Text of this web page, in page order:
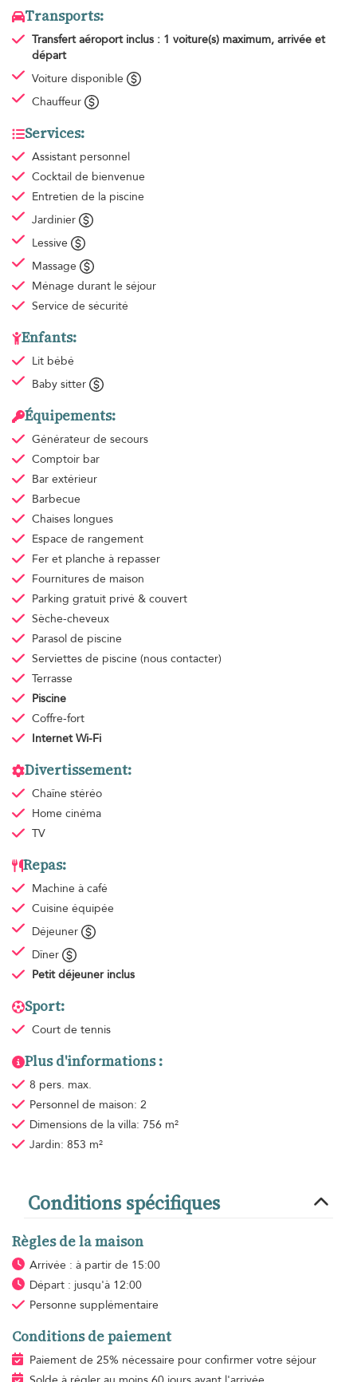
Transports:
Transfert aéroport inclus : 1 voiture(s) maximum, arrivée et
départ
Voiture disponible
Chauffeur
Services:
Assistant personnel
Cocktail de bienvenue
Entretien de la piscine
Jardinier
Lessive
Massage
Ménage durant le séjour
Service de sécurité
Enfants:
Lit bébé
Baby sitter
Équipements:
Générateur de secours
Comptoir bar
Bar extérieur
Barbecue
Chaises longues
Espace de rangement
Fer et planche à repasser
Fournitures de maison
Parking gratuit privé & couvert
Sèche-cheveux
Parasol de piscine
Serviettes de piscine (nous contacter)
Terrasse
Piscine
Coffre-fort
Internet Wi-Fi
Divertissement:
Chaîne stéréo
Home cinéma
TV
Repas:
Machine à café
Cuisine équipée
Déjeuner
Dîner
Petit déjeuner inclus
Sport:
Court de tennis
Plus d'informations :
8 pers. max.
Personnel de maison: 2
Dimensions de la villa: 756 m²
Jardin: 853 m²
Conditions spécifiques
Règles de la maison
Arrivée : à partir de 15:00
Départ : jusqu'à 12:00
Personne supplémentaire
Conditions de paiement
Paiement de 25% nécessaire pour confirmer votre séjour